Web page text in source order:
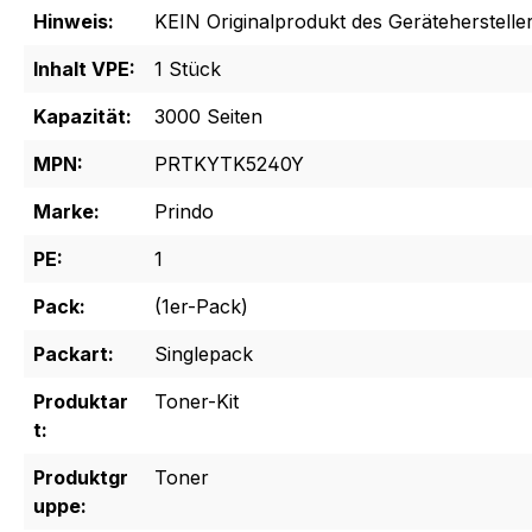
Hinweis:
KEIN Originalprodukt des
Inhalt VPE:
1 Stück
Kapazität:
3000 Seiten
MPN:
PRTKYTK5240Y
Marke:
Prindo
PE:
1
Pack:
(1er-Pack)
Packart:
Singlepack
Produktar
t:
Toner-Kit
Produktgr
uppe:
Toner